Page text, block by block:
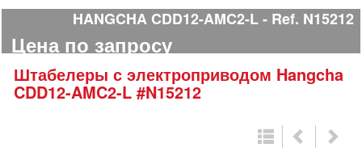
HANGCHA CDD12-AMC2-L Ref. N15212
Цена по запросу
Штабелеры с электроприводом Hangcha
CDD12-AMC2-L #N15212